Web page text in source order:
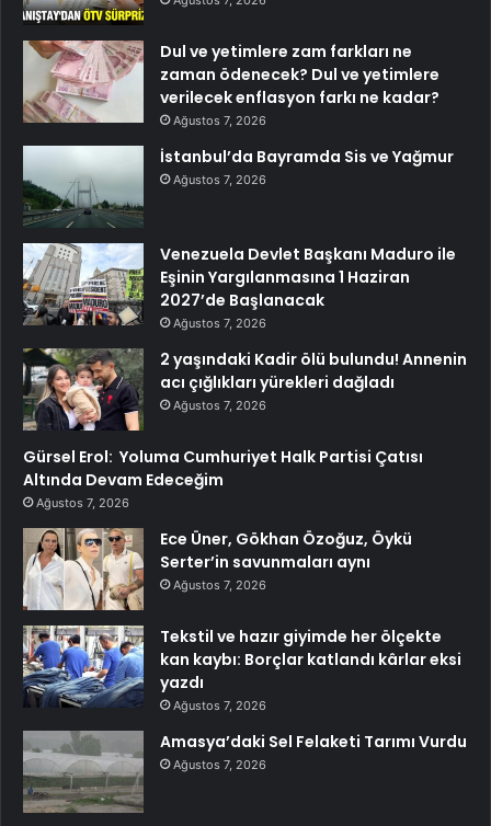
Dul ve yetimlere zam farkları ne
zaman ödenecek? Dul ve yetimlere
verilecek enflasyon farkı ne kadar?
Ağustos 7, 2026
İstanbul’da Bayramda Sis ve Yağmur
Ağustos 7, 2026
Venezuela Devlet Başkanı Maduro ile
Eşinin Yargılanmasına 1 Haziran
2027’de Başlanacak
Ağustos 7, 2026
2 yaşındaki Kadir ölü bulundu! Annenin
acı çığlıkları yürekleri dağladı
Ağustos 7, 2026
Gürsel Erol: Yoluma Cumhuriyet Halk Partisi Çatısı
Altında Devam Edeceğim
Ağustos 7, 2026
Ece Üner, Gökhan Özoğuz, Öykü
Serter’in savunmaları aynı
Ağustos 7, 2026
Tekstil ve hazır giyimde her ölçekte
kan kaybı: Borçlar katlandı kârlar eksi
yazdı
Ağustos 7, 2026
Amasya’daki Sel Felaketi Tarımı Vurdu
Ağustos 7, 2026